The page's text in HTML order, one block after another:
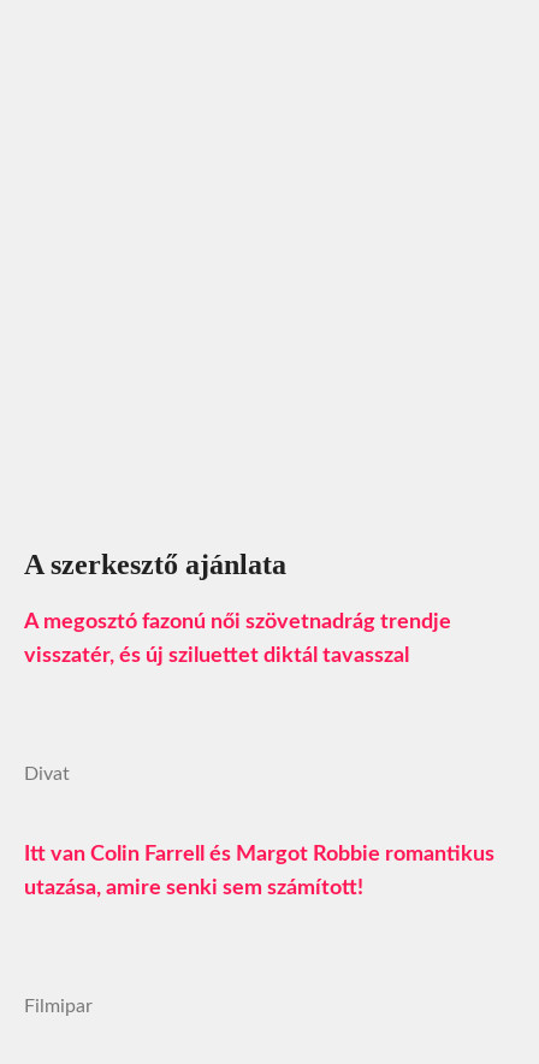
A szerkesztő ajánlata
A megosztó fazonú női szövetnadrág trendje
visszatér, és új sziluettet diktál tavasszal
Divat
Itt van Colin Farrell és Margot Robbie romantikus
utazása, amire senki sem számított!
Filmipar